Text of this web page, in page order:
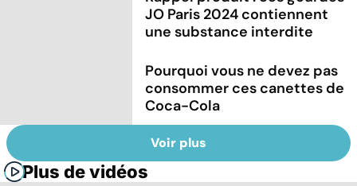
JO Paris 2024 contiennent
une substance interdite
Pourquoi vous ne devez pas
consommer ces canettes de
Coca-Cola
Voir plus
Plus de vidéos